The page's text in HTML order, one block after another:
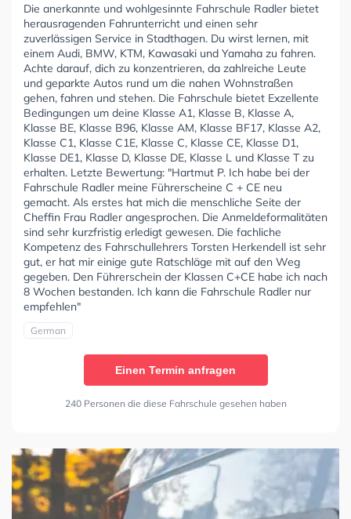
Die anerkannte und wohlgesinnte Fahrschule Radler bietet
herausragenden Fahrunterricht und einen sehr
zuverlässigen Service in Stadthagen. Du wirst lernen, mit
einem Audi, BMW, KTM, Kawasaki und Yamaha zu fahren.
Achte darauf, dich zu konzentrieren, da zahlreiche Leute
und geparkte Autos rund um die nahen Wohnstraßen
gehen, fahren und stehen. Die Fahrschule bietet Exzellente
Bedingungen um deine Klasse A1, Klasse B, Klasse A,
Klasse BE, Klasse B96, Klasse AM, Klasse BF17, Klasse A2,
Klasse C1, Klasse C1E, Klasse C, Klasse CE, Klasse D1,
Klasse DE1, Klasse D, Klasse DE, Klasse L und Klasse T zu
erhalten. Letzte Bewertung: "Hartmut P. Ich habe bei der
Fahrschule Radler meine Führerscheine C + CE neu
gemacht. Als erstes hat mich die menschliche Seite der
Cheffin Frau Radler angesprochen. Die Anmeldeformalitäten
sind sehr kurzfristig erledigt gewesen. Die fachliche
Kompetenz des Fahrschullehrers Torsten Herkendell ist sehr
gut, er hat mir einige gute Ratschläge mit auf den Weg
gegeben. Den Führerschein der Klassen C+CE habe ich nach
8 Wochen bestanden. Ich kann die Fahrschule Radler nur
empfehlen"
German
Einen Termin anfragen
240 Personen die diese Fahrschule gesehen haben